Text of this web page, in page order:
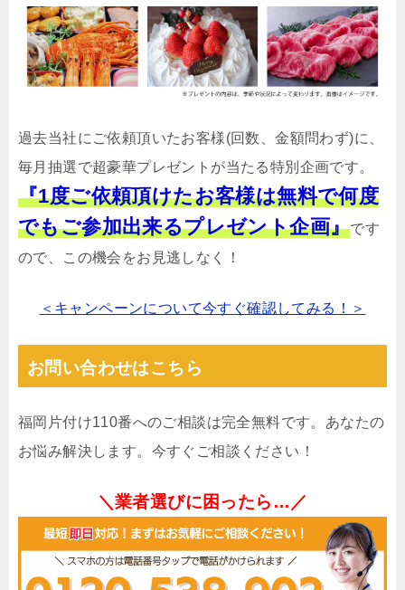
過去当社にご依頼頂いたお客様(回数、金額問わず)に、
毎月抽選で超豪華プレゼントが当たる特別企画です。
『1度ご依頼頂けたお客様は無料で何度
でもご参加出来るプレゼント企画』です
ので、この機会をお見逃しなく！
＜キャンペーンについて今すぐ確認してみる！＞
お問い合わせはこちら
福岡片付け110番へのご相談は完全無料です。あなたの
お悩み解決します。今すぐご相談ください！
＼業者選びに困ったら…／